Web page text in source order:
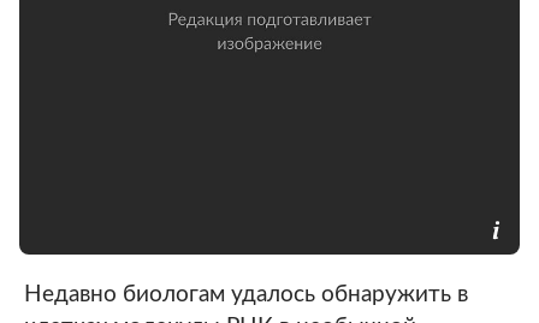
Недавно биологам удалось обнаружить в